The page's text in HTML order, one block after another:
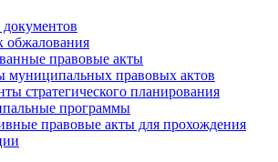
документов
обжалования
правовые акты
муниципальных правовых актов
стратегического планирования
программы
правовые акты для прохождения